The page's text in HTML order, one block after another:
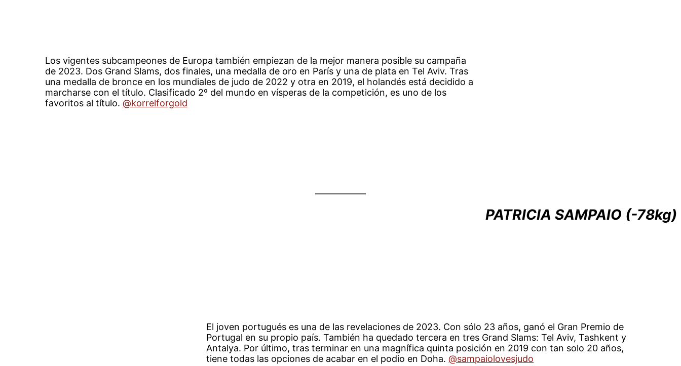
Los vigentes subcampeones de Europa también empiezan de la mejor manera posible su campaña
de 2023. Dos Grand Slams, dos finales, una medalla de oro en París y una de plata en Tel Aviv. Tras
una medalla de bronce en los mundiales de judo de 2022 y otra en 2019, el holandés está decidido a
marcharse con el título. Clasificado 2º del mundo en vísperas de la competición, es uno de los
favoritos al título. @korrelforgold
PATRICIA SAMPAIO (-78kg)
El joven portugués es una de las revelaciones de 2023. Con sólo 23 años, ganó el Gran Premio de
Portugal en su propio país. También ha quedado tercera en tres Grand Slams: Tel Aviv, Tashkent y
Antalya. Por último, tras terminar en una magnífica quinta posición en 2019 con tan solo 20 años,
tiene todas las opciones de acabar en el podio en Doha.@sampaiolovesjudo